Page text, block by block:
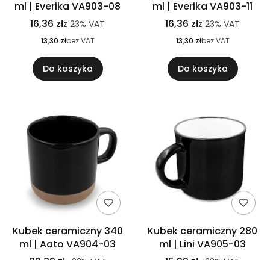
ml | Everika VA903-08
16,36 złz 23% VAT
13,30 złbez VAT
Do koszyka
ml | Everika VA903-11
16,36 złz 23% VAT
13,30 złbez VAT
Do koszyka
Kubek ceramiczny 340
ml | Aato VA904-03
Kubek ceramiczny 280
ml | Lini VA905-03